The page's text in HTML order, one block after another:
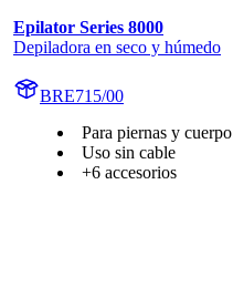
Epilator Series 8000
Depiladora en seco y húmedo
BRE715/00
Para piernas y cuerpo
Uso sin cable
+6 accesorios